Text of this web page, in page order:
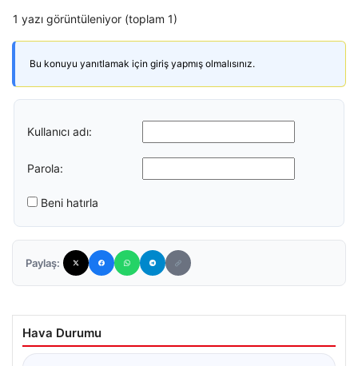
1 yazı görüntüleniyor (toplam 1)
Bu konuyu yanıtlamak için giriş yapmış olmalısınız.
Kullanıcı adı:
Parola:
Beni hatırla
Paylaş:
Hava Durumu